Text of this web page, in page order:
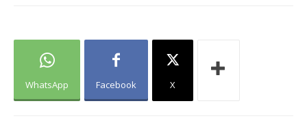
WhatsApp Facebook X